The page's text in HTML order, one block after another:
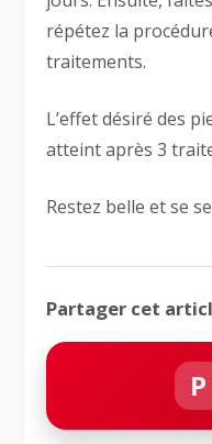
répétez la
traitements.
L’effet désiré des
atteint après 3
Restez belle et se
Partager cet
P